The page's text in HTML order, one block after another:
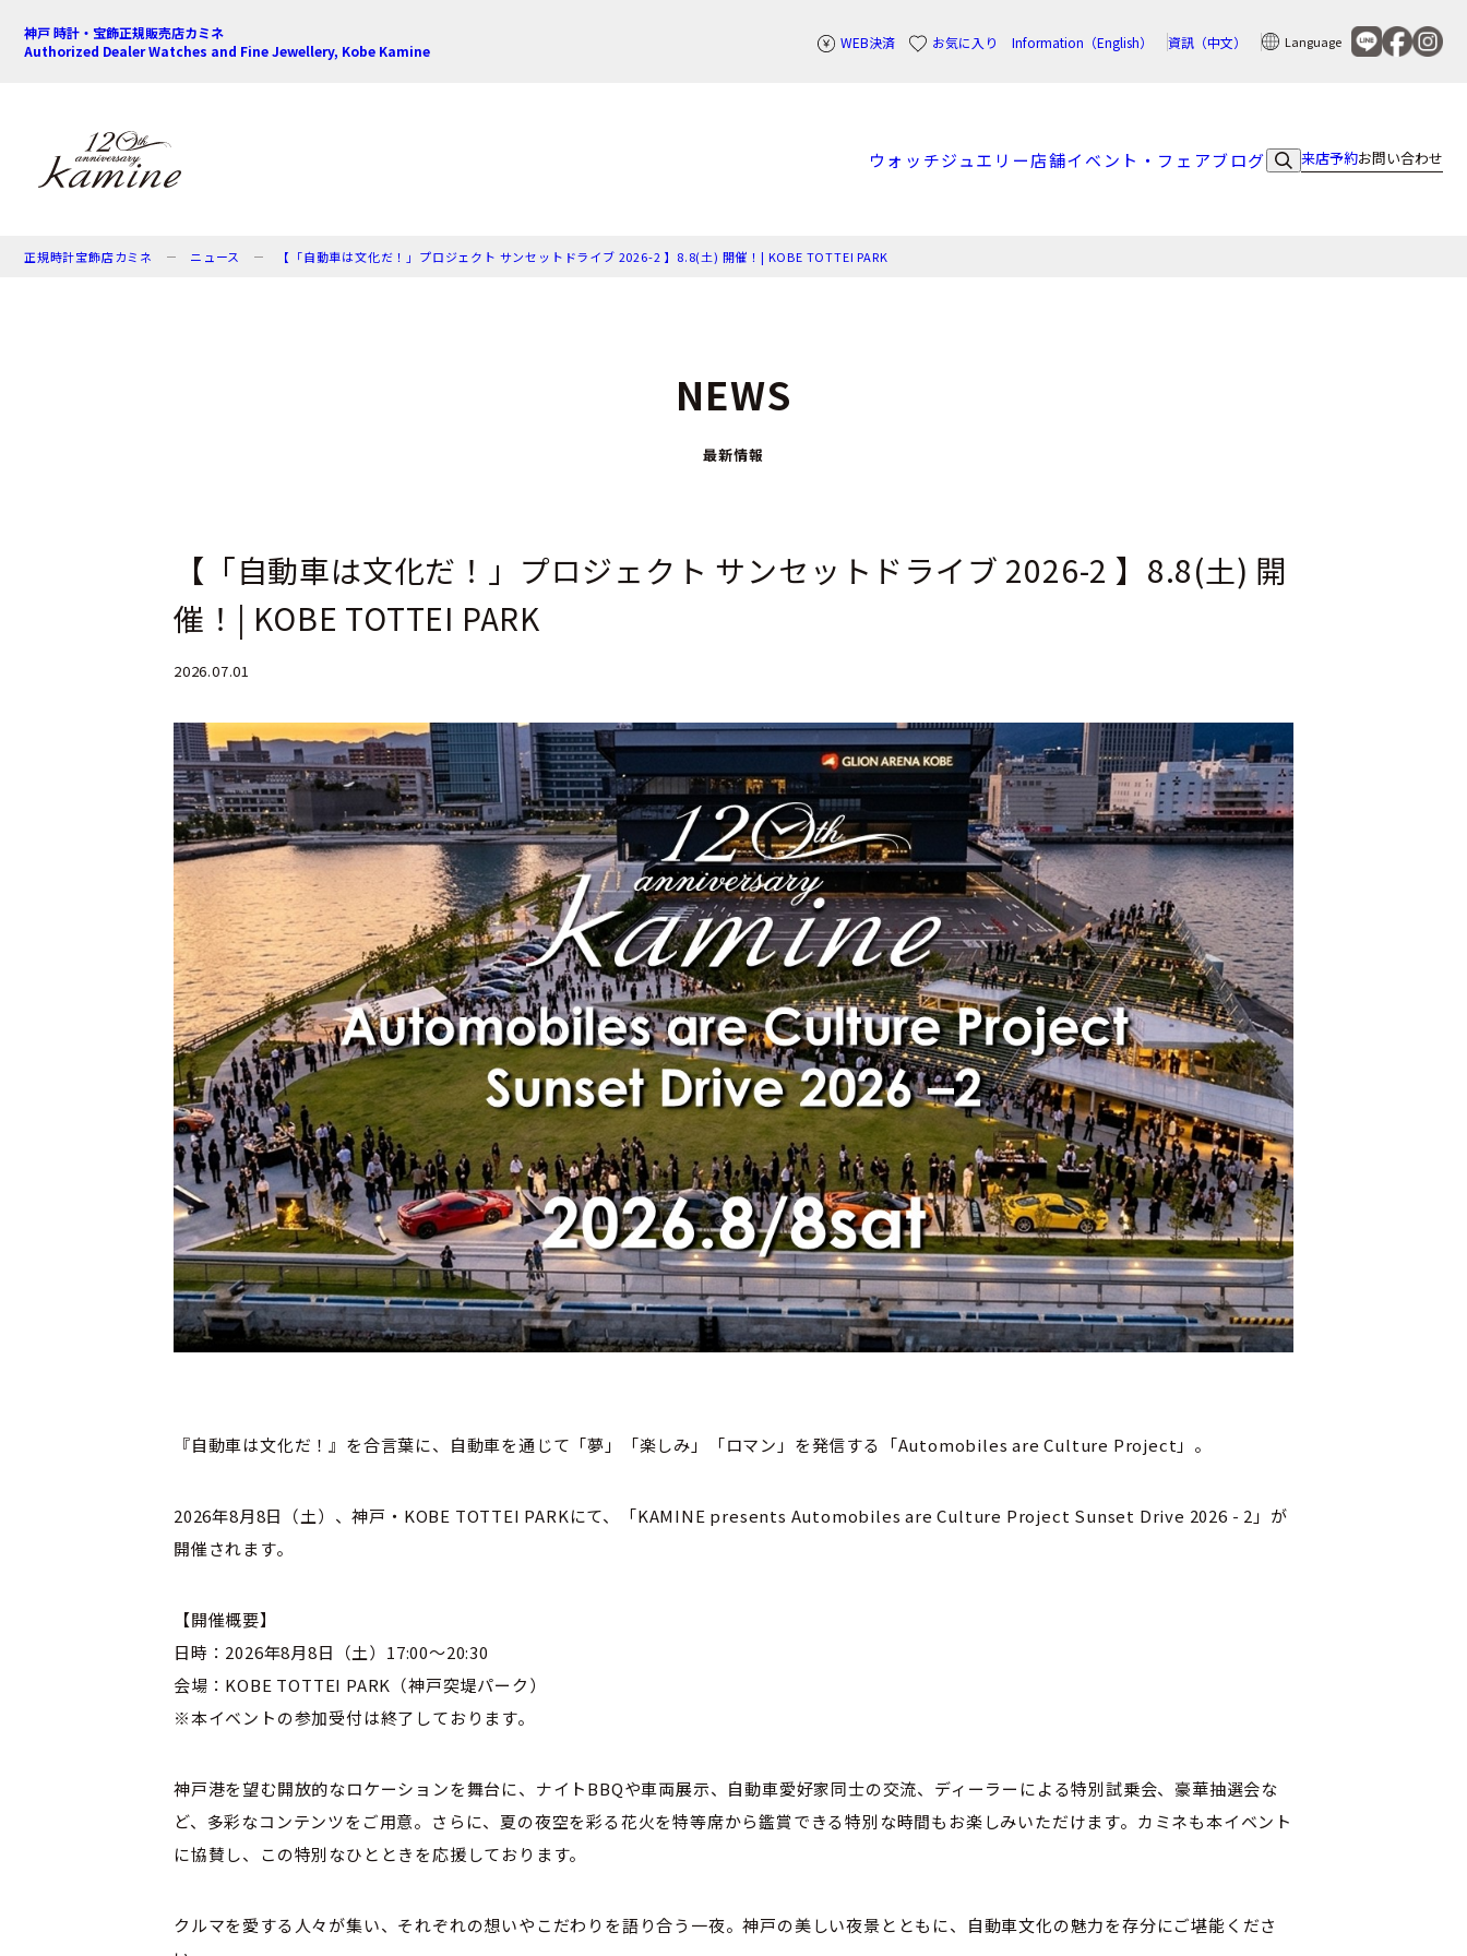
神戸 時計・宝飾正規販売店カミネ
Authorized Dealer Watches and Fine Jewellery, Kobe Kamine
WEB決済 お気に入り Information（English） 資訊（中文） Language
ウォッチジュエリー店舗イベント・フェアブログ 来店予約お問い合わせ
正規時計宝飾店カミネ ニュース 【「自動車は文化だ！」プロジェクト サンセットドライブ 2026-2 】8.8(土) 開催！| KOBE TOTTEI PARK
NEWS
最新情報
【「自動車は文化だ！」プロジェクト サンセットドライブ 2026-2 】8.8(土) 開
催！| KOBE TOTTEI PARK
2026.07.01
『自動車は文化だ！』を合言葉に、自動車を通じて「夢」「楽しみ」「ロマン」を発信する「Automobiles are Culture Project」。
2026年8月8日（土）、神戸・KOBE TOTTEI PARKにて、「KAMINE presents Automobiles are Culture Project Sunset Drive 2026 - 2」が
開催されます。
【開催概要】
日時：2026年8月8日（土）17:00～20:30
会場：KOBE TOTTEI PARK（神戸突堤パーク）
※本イベントの参加受付は終了しております。
神戸港を望む開放的なロケーションを舞台に、ナイトBBQや車両展示、自動車愛好家同士の交流、ディーラーによる特別試乗会、豪華抽選会な
ど、多彩なコンテンツをご用意。さらに、夏の夜空を彩る花火を特等席から鑑賞できる特別な時間もお楽しみいただけます。カミネも本イベント
に協賛し、この特別なひとときを応援しております。
クルマを愛する人々が集い、それぞれの想いやこだわりを語り合う一夜。神戸の美しい夜景とともに、自動車文化の魅力を存分にご堪能くださ